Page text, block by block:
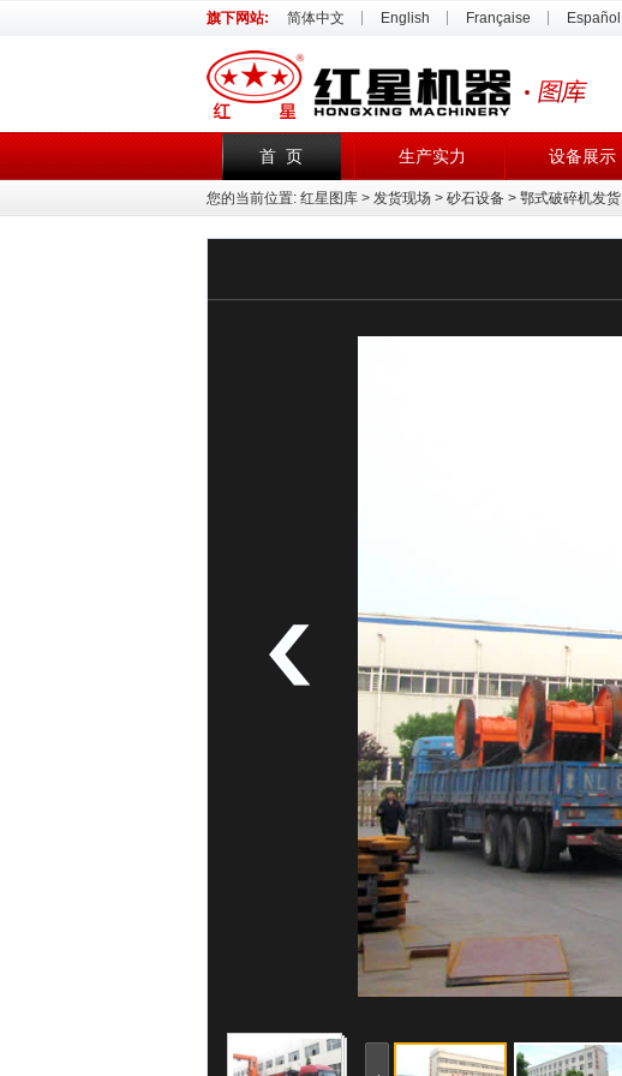
旗下网站: 简体中文 English Française Español
首 页 生产实力 设备展示
您的当前位置: 红星图库 > 发货现场 > 砂石设备 > 鄂式破碎机发货